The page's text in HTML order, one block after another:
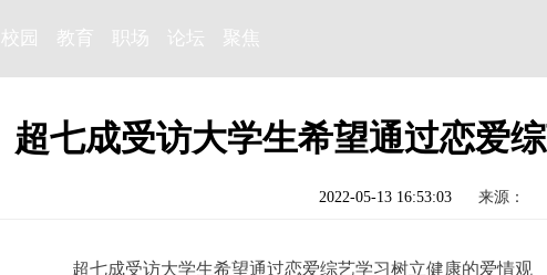
校园 教育 职场 论坛 聚焦
超七成受访大学生希望通过恋爱
2022-05-13 16:53:03 来源：
超七成受访大学生希望通过恋爱综艺学习树立健康的爱情观